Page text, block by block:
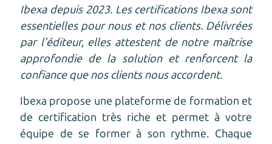
Ibexa depuis 2023. Les certifications Ibexa sont
essentielles pour nous et nos clients. Délivrées
par l'éditeur, elles attestent de notre maîtrise
approfondie de la solution et renforcent la
confiance que nos clients nous accordent.
Ibexa propose une plateforme de formation et
de certification très riche et permet à votre
équipe de se former à son rythme. Chaque